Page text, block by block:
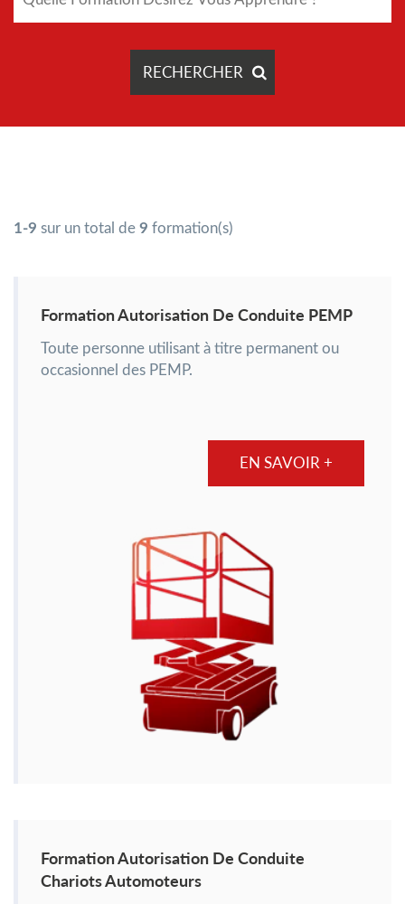
RECHERCHER
1-9 sur un total de 9 formation(s)
Formation Autorisation De Conduite PEMP
Toute personne utilisant à titre permanent ou
occasionnel des PEMP.
EN SAVOIR +
Formation Autorisation De Conduite
Chariots Automoteurs